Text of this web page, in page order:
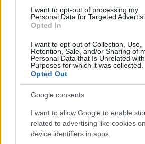
I want to opt-out of processing my
Personal Data for Targeted
Opted In
I want to opt-out of Collection, Use,
Retention, Sale, and/or Sharing of
Personal Data that Is Unrelated
Purposes for which it was collected.
Opted Out
Google consents
I want to allow Google to enable
related to advertising like cookies
device identifiers in apps.